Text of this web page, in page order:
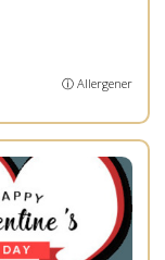
ⓘ Allergener